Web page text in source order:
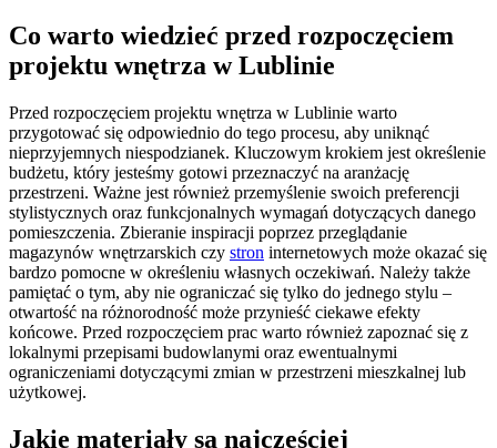
Co warto wiedzieć przed rozpoczęciem
projektu wnętrza w Lublinie
Przed rozpoczęciem projektu wnętrza w Lublinie warto
przygotować się odpowiednio do tego procesu, aby uniknąć
nieprzyjemnych niespodzianek. Kluczowym krokiem jest określenie
budżetu, który jesteśmy gotowi przeznaczyć na aranżację
przestrzeni. Ważne jest również przemyślenie swoich preferencji
stylistycznych oraz funkcjonalnych wymagań dotyczących danego
pomieszczenia. Zbieranie inspiracji poprzez przeglądanie
magazynów wnętrzarskich czy stron internetowych może okazać się
bardzo pomocne w określeniu własnych oczekiwań. Należy także
pamiętać o tym, aby nie ograniczać się tylko do jednego stylu –
otwartość na różnorodność może przynieść ciekawe efekty
końcowe. Przed rozpoczęciem prac warto również zapoznać się z
lokalnymi przepisami budowlanymi oraz ewentualnymi
ograniczeniami dotyczącymi zmian w przestrzeni mieszkalnej lub
użytkowej.
Jakie materiały są najczęściej